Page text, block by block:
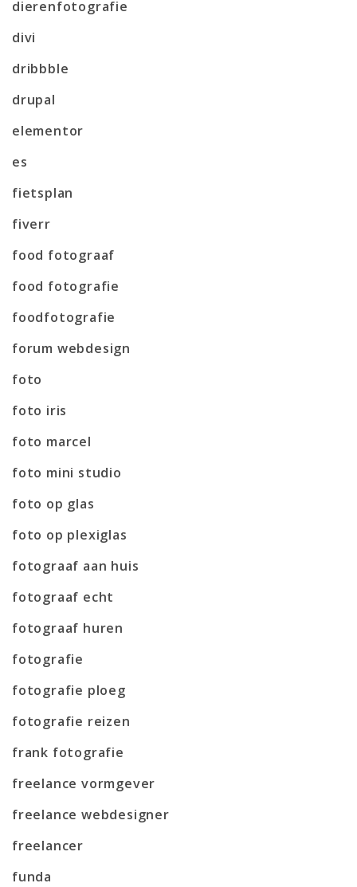
dierenfotografie
divi
dribbble
drupal
elementor
es
fietsplan
fiverr
food fotograaf
food fotografie
foodfotografie
forum webdesign
foto
foto iris
foto marcel
foto mini studio
foto op glas
foto op plexiglas
fotograaf aan huis
fotograaf echt
fotograaf huren
fotografie
fotografie ploeg
fotografie reizen
frank fotografie
freelance vormgever
freelance webdesigner
freelancer
funda